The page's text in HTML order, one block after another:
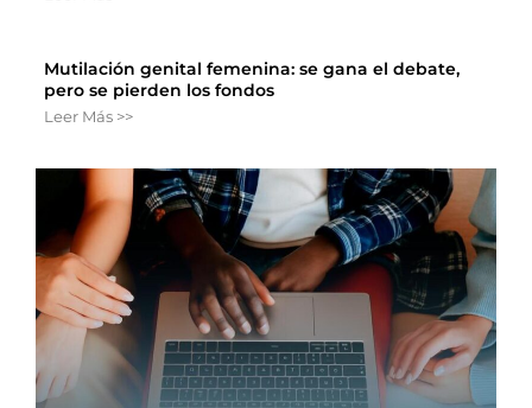
Mutilación genital femenina: se gana el debate,
pero se pierden los fondos
Leer Más >>